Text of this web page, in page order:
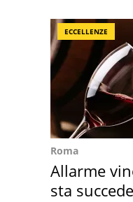
ECCELLENZE
Roma
Allarme
sta